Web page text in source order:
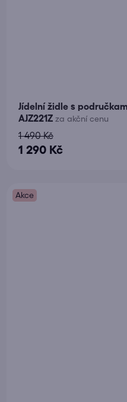
Jídelní židle s
AJZ221Z za akční cenu
1 290 Kč
1 490 Kč
Akce